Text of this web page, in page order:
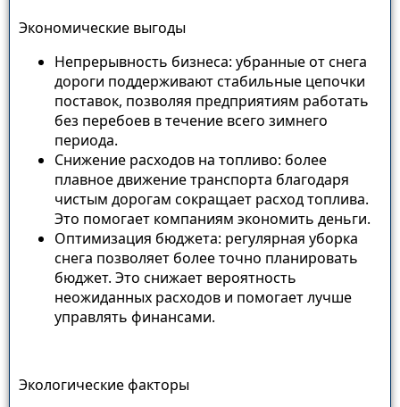
Экономические выгоды
Непрерывность бизнеса: убранные от снега
дороги поддерживают стабильные цепочки
поставок, позволяя предприятиям работать
без перебоев в течение всего зимнего
периода.
Снижение расходов на топливо: более
плавное движение транспорта благодаря
чистым дорогам сокращает расход топлива.
Это помогает компаниям экономить деньги.
Оптимизация бюджета: регулярная уборка
снега позволяет более точно планировать
бюджет. Это снижает вероятность
неожиданных расходов и помогает лучше
управлять финансами.
Экологические факторы